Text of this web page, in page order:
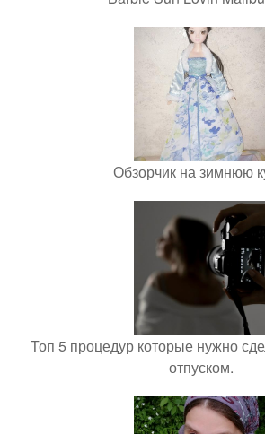
Обзорчик на зимнюю
Топ 5 процедур которые нужно
отпуском.